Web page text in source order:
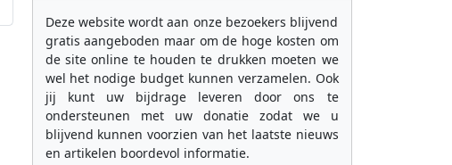
Deze website wordt aan onze bezoekers blijvend
gratis aangeboden maar om de hoge kosten om
de site online te houden te drukken moeten we
wel het nodige budget kunnen verzamelen. Ook
jij kunt uw bijdrage leveren door ons te
ondersteunen met uw donatie zodat we u
blijvend kunnen voorzien van het laatste nieuws
en artikelen boordevol informatie.